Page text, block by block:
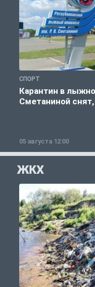
СПОРТ
Карантин в
Сметаниной
05 августа 12:00
ЖКХ